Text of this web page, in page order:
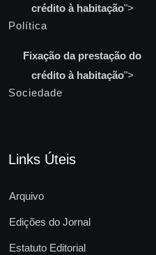
crédito à habitação">
Política
Fixação da prestação do
crédito à habitação">
Sociedade
Links Úteis
Arquivo
Edições do Jornal
Estatuto Editorial